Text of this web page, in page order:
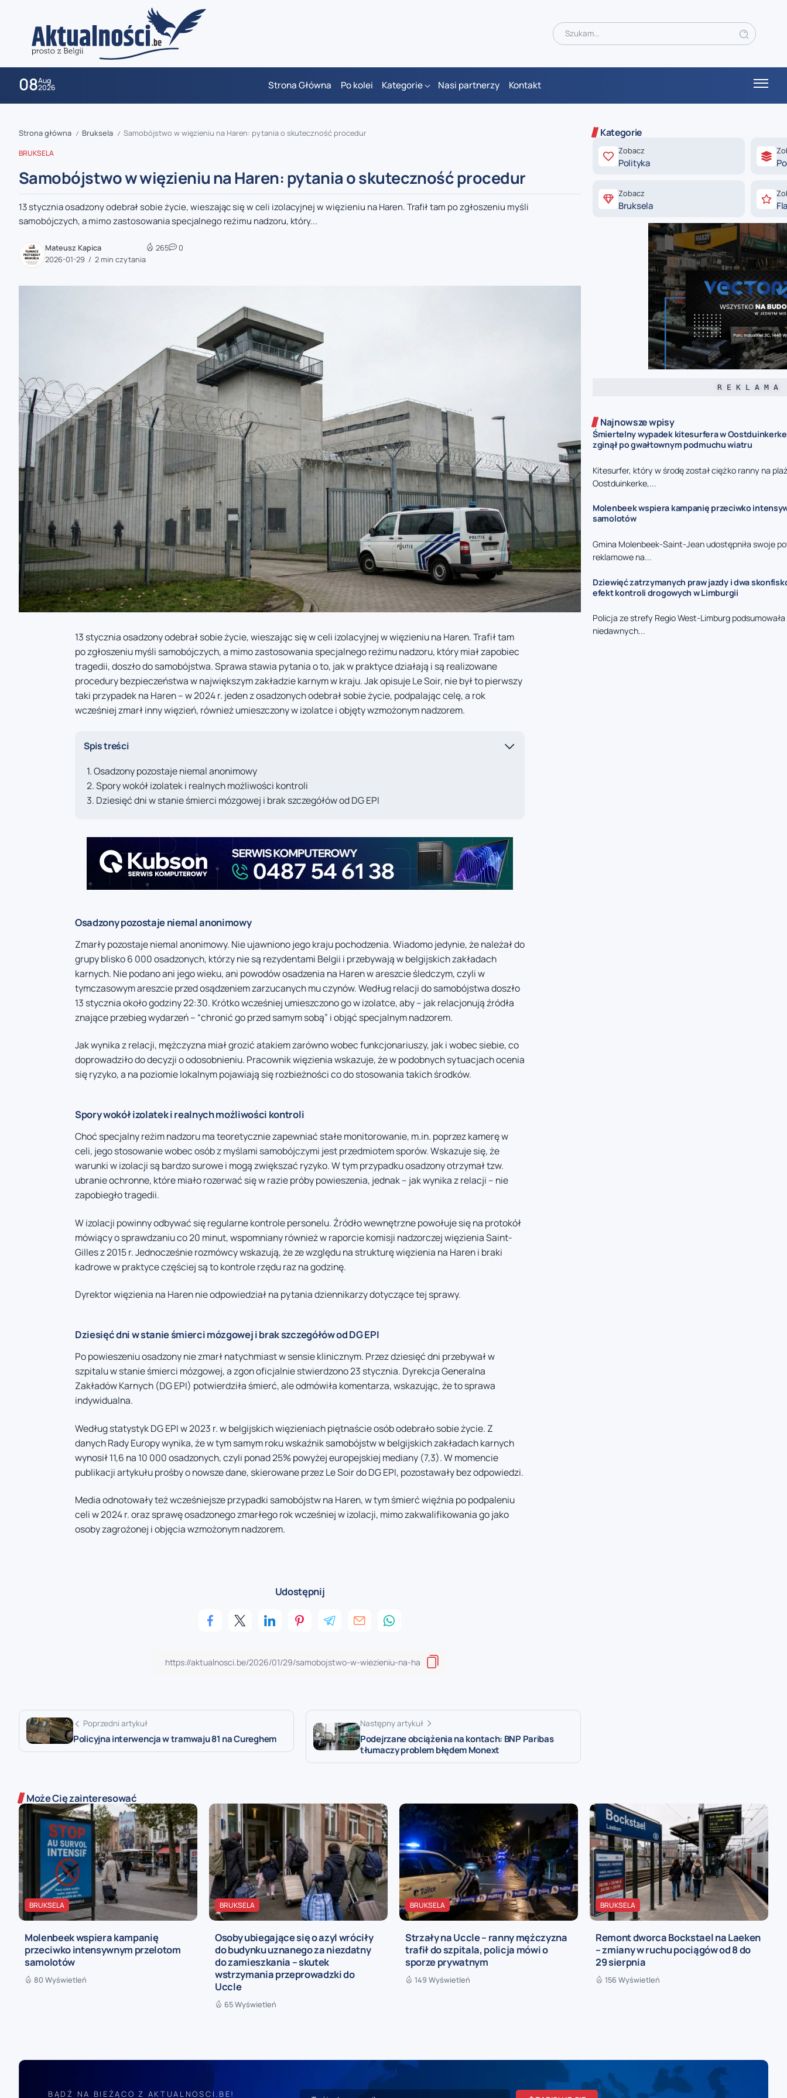
08Aug
2026 Strona Główna Po kolei Kategorie Nasi partnerzy Kontakt
zaobserwuj nas
zaobserwuj nas
Strona główna / Bruksela / Samobójstwo w więzieniu na Haren: pytania o skuteczność procedur
BRUKSELA
Samobójstwo w więzieniu na Haren: pytania o skuteczność procedur
13 stycznia osadzony odebrał sobie życie, wieszając się w celi izolacyjnej w więzieniu na Haren. Trafił tam po zgłoszeniu myśli
samobójczych, a mimo zastosowania specjalnego reżimu nadzoru, który...
Mateusz Kapica
2026-01-29
2 min czytania
265 0
13 stycznia osadzony odebrał sobie życie, wieszając się w celi izolacyjnej w więzieniu na Haren. Trafił tam
po zgłoszeniu myśli samobójczych, a mimo zastosowania specjalnego reżimu nadzoru, który miał zapobiec
tragedii, doszło do samobójstwa. Sprawa stawia pytania o to, jak w praktyce działają i są realizowane
procedury bezpieczeństwa w największym zakładzie karnym w kraju. Jak opisuje Le Soir, nie był to pierwszy
taki przypadek na Haren – w 2024 r. jeden z osadzonych odebrał sobie życie, podpalając celę, a rok
wcześniej zmarł inny więzień, również umieszczony w izolatce i objęty wzmożonym nadzorem.
Spis treści
Osadzony pozostaje niemal anonimowy
Spory wokół izolatek i realnych możliwości kontroli
Dziesięć dni w stanie śmierci mózgowej i brak szczegółów od DG EPI
Osadzony pozostaje niemal anonimowy
Zmarły pozostaje niemal anonimowy. Nie ujawniono jego kraju pochodzenia. Wiadomo jedynie, że należał do
grupy blisko 6 000 osadzonych, którzy nie są rezydentami Belgii i przebywają w belgijskich zakładach
karnych. Nie podano ani jego wieku, ani powodów osadzenia na Haren w areszcie śledczym, czyli w
tymczasowym areszcie przed osądzeniem zarzucanych mu czynów. Według relacji do samobójstwa doszło
13 stycznia około godziny 22:30. Krótko wcześniej umieszczono go w izolatce, aby – jak relacjonują źródła
znające przebieg wydarzeń – “chronić go przed samym sobą” i objąć specjalnym nadzorem.
Jak wynika z relacji, mężczyzna miał grozić atakiem zarówno wobec funkcjonariuszy, jak i wobec siebie, co
doprowadziło do decyzji o odosobnieniu. Pracownik więzienia wskazuje, że w podobnych sytuacjach ocenia
się ryzyko, a na poziomie lokalnym pojawiają się rozbieżności co do stosowania takich środków.
Spory wokół izolatek i realnych możliwości kontroli
Choć specjalny reżim nadzoru ma teoretycznie zapewniać stałe monitorowanie, m.in. poprzez kamerę w
celi, jego stosowanie wobec osób z myślami samobójczymi jest przedmiotem sporów. Wskazuje się, że
warunki w izolacji są bardzo surowe i mogą zwiększać ryzyko. W tym przypadku osadzony otrzymał tzw.
ubranie ochronne, które miało rozerwać się w razie próby powieszenia, jednak – jak wynika z relacji – nie
zapobiegło tragedii.
W izolacji powinny odbywać się regularne kontrole personelu. Źródło wewnętrzne powołuje się na protokół
mówiący o sprawdzaniu co 20 minut, wspomniany również w raporcie komisji nadzorczej więzienia Saint-
Gilles z 2015 r. Jednocześnie rozmówcy wskazują, że ze względu na strukturę więzienia na Haren i braki
kadrowe w praktyce częściej są to kontrole rzędu raz na godzinę.
Dyrektor więzienia na Haren nie odpowiedział na pytania dziennikarzy dotyczące tej sprawy.
Dziesięć dni w stanie śmierci mózgowej i brak szczegółów od DG EPI
Po powieszeniu osadzony nie zmarł natychmiast w sensie klinicznym. Przez dziesięć dni przebywał w
szpitalu w stanie śmierci mózgowej, a zgon oficjalnie stwierdzono 23 stycznia. Dyrekcja Generalna
Zakładów Karnych (DG EPI) potwierdziła śmierć, ale odmówiła komentarza, wskazując, że to sprawa
indywidualna.
Według statystyk DG EPI w 2023 r. w belgijskich więzieniach piętnaście osób odebrało sobie życie. Z
danych Rady Europy wynika, że w tym samym roku wskaźnik samobójstw w belgijskich zakładach karnych
wynosił 11,6 na 10 000 osadzonych, czyli ponad 25% powyżej europejskiej mediany (7,3). W momencie
publikacji artykułu prośby o nowsze dane, skierowane przez Le Soir do DG EPI, pozostawały bez odpowiedzi.
Media odnotowały też wcześniejsze przypadki samobójstw na Haren, w tym śmierć więźnia po podpaleniu
celi w 2024 r. oraz sprawę osadzonego zmarłego rok wcześniej w izolacji, mimo zakwalifikowania go jako
osoby zagrożonej i objęcia wzmożonym nadzorem.
Udostępnij
Poprzedni artykuł
Policyjna interwencja w tramwaju 81 na Cureghem
Następny artykuł
Podejrzane obciążenia na kontach: BNP Paribas
tłumaczy problem błędem Monext
Kategorie
Zobacz
Polityka
Zobacz
Bruksela
R E K L A M A
Najnowsze wpisy
Śmiertelny wypadek kitesurfera w
zginął po gwałtownym podmuchu wiatru
Kitesurfer, który w środę został ciężko ranny na
Oostduinkerke,...
Molenbeek wspiera kampanię przeciwko
samolotów
Gmina Molenbeek-Saint-Jean udostępniła swoje
reklamowe na...
Dziewięć zatrzymanych praw jazdy i dwa
efekt kontroli drogowych w Limburgii
Policja ze strefy Regio West-Limburg
niedawnych...
Może Cię zainteresować
BRUKSELA
Molenbeek wspiera kampanię
przeciwko intensywnym przelotom
samolotów
80 Wyświetleń
BRUKSELA
Osoby ubiegające się o azyl wróciły
do budynku uznanego za niezdatny
do zamieszkania – skutek
wstrzymania przeprowadzki do
Uccle
65 Wyświetleń
BRUKSELA
Strzały na Uccle – ranny mężczyzna
trafił do szpitala, policja mówi o
sporze prywatnym
149 Wyświetleń
BRUKSELA
Remont dworca Bockstael na Laeken
– zmiany w ruchu pociągów od 8 do
29 sierpnia
156 Wyświetleń
BĄDŹ NA BIEŻĄCO Z AKTUALNOSCI.BE!